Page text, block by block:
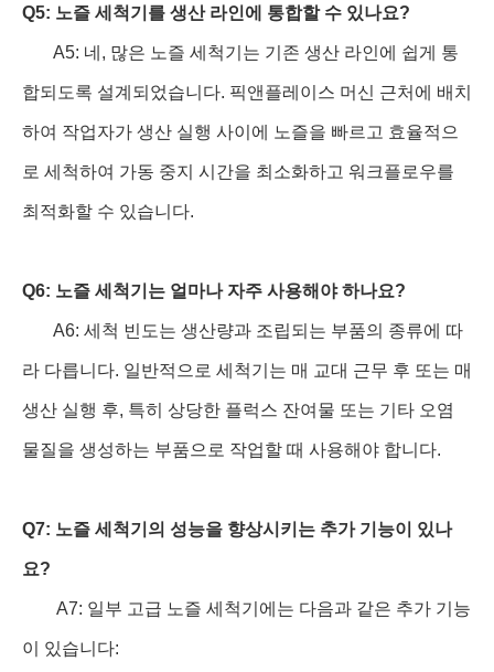
Q5: 노즐 세척기를 생산 라인에 통합할 수 있나요?
A5: 네, 많은 노즐 세척기는 기존 생산 라인에 쉽게 통
합되도록 설계되었습니다. 픽앤플레이스 머신 근처에 배치
하여 작업자가 생산 실행 사이에 노즐을 빠르고 효율적으
로 세척하여 가동 중지 시간을 최소화하고 워크플로우를
최적화할 수 있습니다.
Q6: 노즐 세척기는 얼마나 자주 사용해야 하나요?
A6: 세척 빈도는 생산량과 조립되는 부품의 종류에 따
라 다릅니다. 일반적으로 세척기는 매 교대 근무 후 또는 매
생산 실행 후, 특히 상당한 플럭스 잔여물 또는 기타 오염
물질을 생성하는 부품으로 작업할 때 사용해야 합니다.
Q7: 노즐 세척기의 성능을 향상시키는 추가 기능이 있나
요?
A7: 일부 고급 노즐 세척기에는 다음과 같은 추가 기능
이 있습니다: